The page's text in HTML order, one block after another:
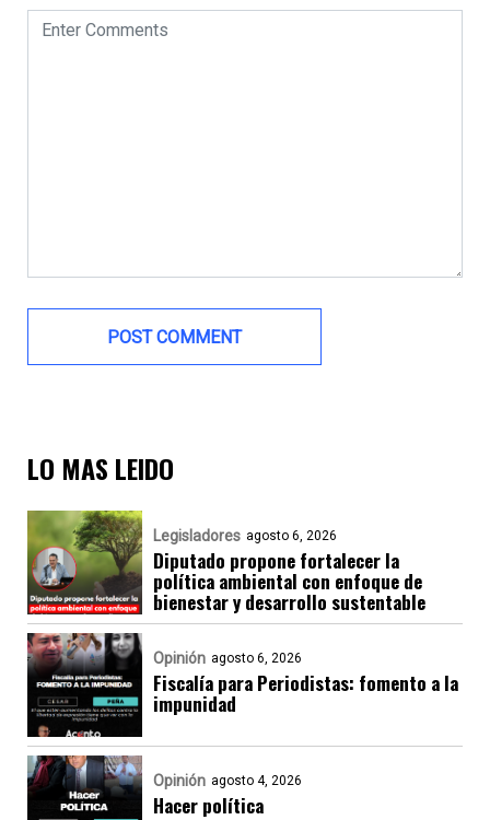
LO MAS LEIDO
Legisladores agosto 6, 2026
Diputado propone fortalecer la
política ambiental con enfoque de
bienestar y desarrollo sustentable
Opinión agosto 6, 2026
Fiscalía para Periodistas: fomento a la
impunidad
Opinión agosto 4, 2026
Hacer política